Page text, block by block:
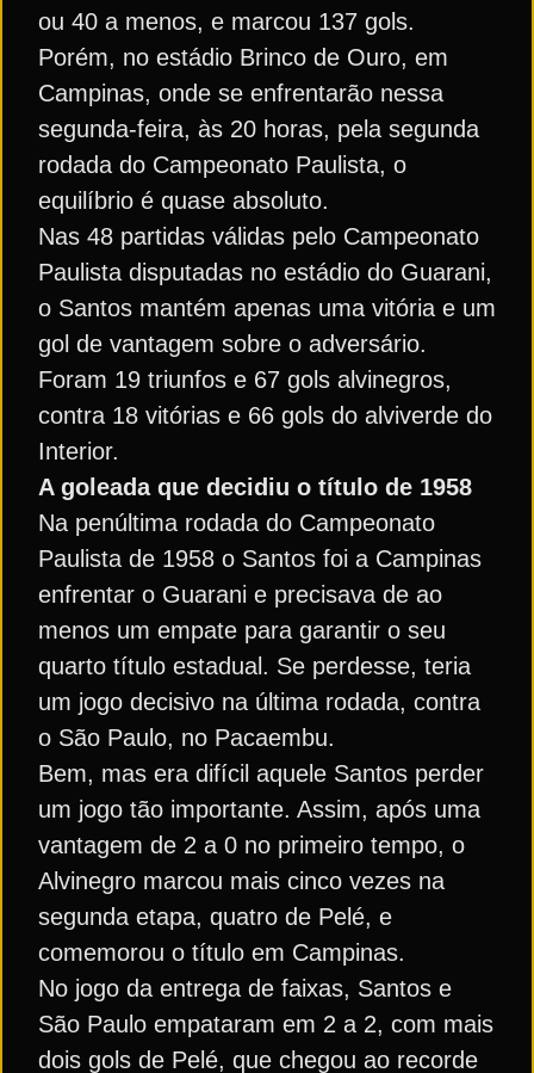
ou 40 a menos, e marcou 137 gols.
Porém, no estádio Brinco de Ouro, em
Campinas, onde se enfrentarão nessa
segunda-feira, às 20 horas, pela segunda
rodada do Campeonato Paulista, o
equilíbrio é quase absoluto.
Nas 48 partidas válidas pelo Campeonato
Paulista disputadas no estádio do Guarani,
o Santos mantém apenas uma vitória e um
gol de vantagem sobre o adversário.
Foram 19 triunfos e 67 gols alvinegros,
contra 18 vitórias e 66 gols do alviverde do
Interior.
A goleada que decidiu o título de 1958
Na penúltima rodada do Campeonato
Paulista de 1958 o Santos foi a Campinas
enfrentar o Guarani e precisava de ao
menos um empate para garantir o seu
quarto título estadual. Se perdesse, teria
um jogo decisivo na última rodada, contra
o São Paulo, no Pacaembu.
Bem, mas era difícil aquele Santos perder
um jogo tão importante. Assim, após uma
vantagem de 2 a 0 no primeiro tempo, o
Alvinegro marcou mais cinco vezes na
segunda etapa, quatro de Pelé, e
comemorou o título em Campinas.
No jogo da entrega de faixas, Santos e
São Paulo empataram em 2 a 2, com mais
dois gols de Pelé, que chegou ao recorde